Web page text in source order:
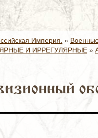
Империя. »
И ИРРЕГУЛЯРНЫЕ »